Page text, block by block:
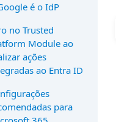
é o IdP
no Trusted
Module ao
ações
ao Entra ID
para